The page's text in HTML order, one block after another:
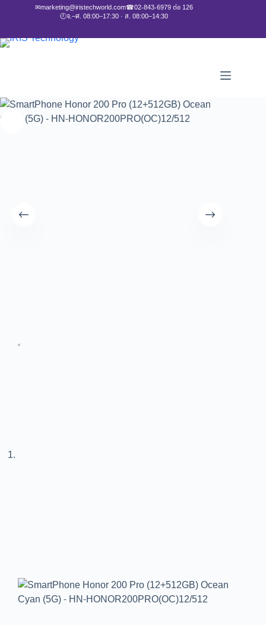
✉marketing@iristechworld.com☎02-843-6979 ต่อ 126
🕘จ.–ศ. 08:00–17:30 · ส. 08:00–14:30